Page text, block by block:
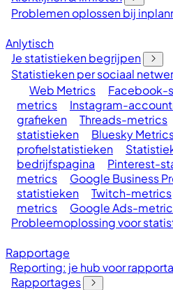
Problemen oplossen bij
Anlytisch
Je statistieken begrijpen
Statistieken per sociaal
Web Metrics
Facebook-
metrics
Instagram-
grafieken
Threads-metrics
statistieken
Bluesky
profielstatistieken
bedrijfspagina
Pinterest-
metrics
Google Business
statistieken
Twitch-metrics
metrics
Google Ads-
Probleemoplossing voor
Rapportage
Reporting: je hub voor
Rapportages